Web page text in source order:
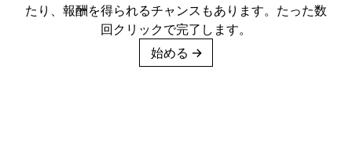
たり、報酬を得られるチャンスもあります。たった数
回クリックで完了します。
始める →